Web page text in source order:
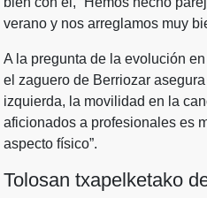
verano y nos arreglamos muy
A la pregunta de la evolución
el zaguero de Berriozar
izquierda, la movilidad en la
aficionados a profesionales es
aspecto físico”.
Tolosan txapelketako